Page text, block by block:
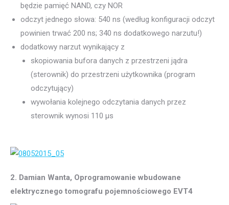
będzie pamięć NAND, czy NOR
odczyt jednego słowa: 540 ns (według konfiguracji odczyt
powinien trwać 200 ns; 340 ns dodatkowego narzutu!)
dodatkowy narzut wynikający z
skopiowania bufora danych z przestrzeni jądra
(sterownik) do przestrzeni użytkownika (program
odczytujący)
wywołania kolejnego odczytania danych przez
sterownik wynosi 110 μs
2. Damian Wanta, Oprogramowanie wbudowane
elektrycznego tomografu pojemnościowego EVT4